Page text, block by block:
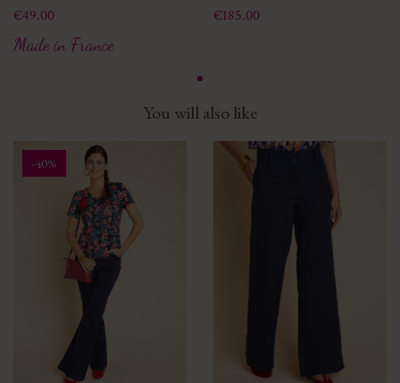
Price
€49.00
Made in France
Price
€185.00
You will also like
-40%